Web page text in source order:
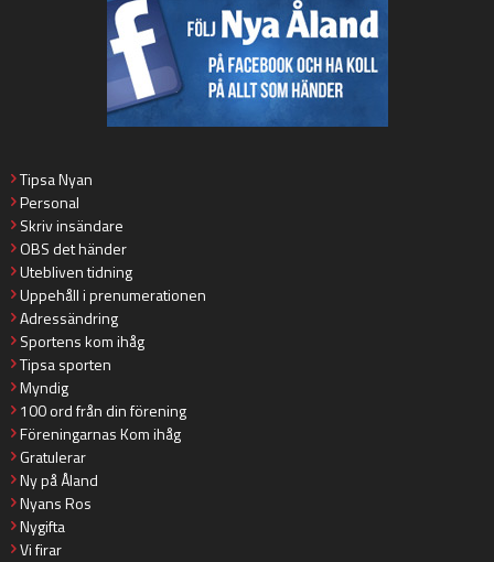
Tipsa Nyan
Personal
Skriv insändare
OBS det händer
Utebliven tidning
Uppehåll i prenumerationen
Adressändring
Sportens kom ihåg
Tipsa sporten
Myndig
100 ord från din förening
Föreningarnas Kom ihåg
Gratulerar
Ny på Åland
Nyans Ros
Nygifta
Vi firar